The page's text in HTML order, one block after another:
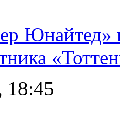
Юнайтед»
18:45